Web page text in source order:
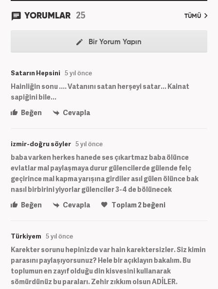
YORUMLAR 25 TÜMÜ
Bir Yorum Yapın
Satarın Hepsini 5 yıl önce
Hainliğin sonu .... Vatanını satan herşeyi satar... Kainat
sapiğini bile...
Beğen
Cevapla
izmir-doğru söyler 5 yıl önce
baba varken herkes hanede ses çıkartmaz baba ölünce
evlatlar mal paylaşmaya durur gülencilerde gülende felç
geçirince mal kapma yarışına girdiler asıl gülen ölünce bak
nasıl birbirini yiyorlar gülenciler 3-4 de bölünecek
Beğen
Cevapla Toplam2beğeni
Türkiyem 5 yıl önce
Karekter sorunu hepinizde var hain karektersizler. Siz kimin
parasını paylaşıyorsunuz? Hele bir açıklayın bakalım. Bu
toplumun en zayıf olduğu din kisvesini kullanarak
sömürdünüz bu paraları. Zehir zıkkım olsun ADİLER.